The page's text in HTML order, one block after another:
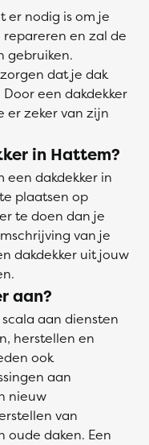
er nodig is om je
en zal de
gebruiken.
dat je dak
een dakdekker
er zeker van zijn
in Hattem?
een dakdekker in
plaatsen op
te doen dan je
van je
dakdekker uit jouw
aan?
aan diensten
herstellen en
ook
aan
nieuw
van
oude daken. Een